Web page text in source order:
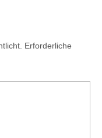
Erforderliche